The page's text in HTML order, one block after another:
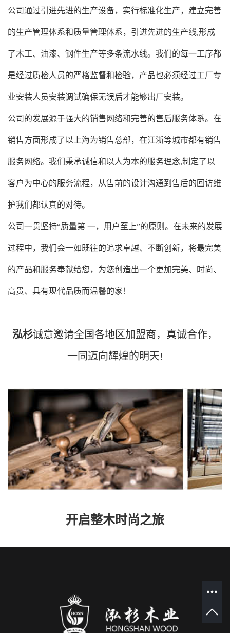
公司通过引进先进的生产设备，实行标准化生产，建立完善
的生产管理体系和质量管理体系，引进先进的生产线,形成
了木工、油漆、钢件生产等多条流水线。我们的每一工序都
是经过质检人员的严格监督和检验，产品也必须经过工厂专
业安装人员安装调试确保无误后才能够出厂安装。
公司的发展源于强大的销售网络和完善的售后服务体系。在
销售方面形成了以上海为销售总部，在江浙等城市都有销售
服务网络。我们秉承诚信和以人为本的服务理念,制定了以
客户为中心的服务流程，从售前的设计沟通到售后的回访维
护我们都认真的对待。
公司一贯坚持“质量第 一，用户至上”的原则。在未来的发展
过程中，我们会一如既往的追求卓越、不断创新，将最完美
的产品和服务奉献给您，为您创造出一个更加完美、时尚、
高贵、具有现代品质而温馨的家！
泓杉诚意邀请全国各地区加盟商，真诚合作，
一同迈向辉煌的明天!
开启整木时尚之旅